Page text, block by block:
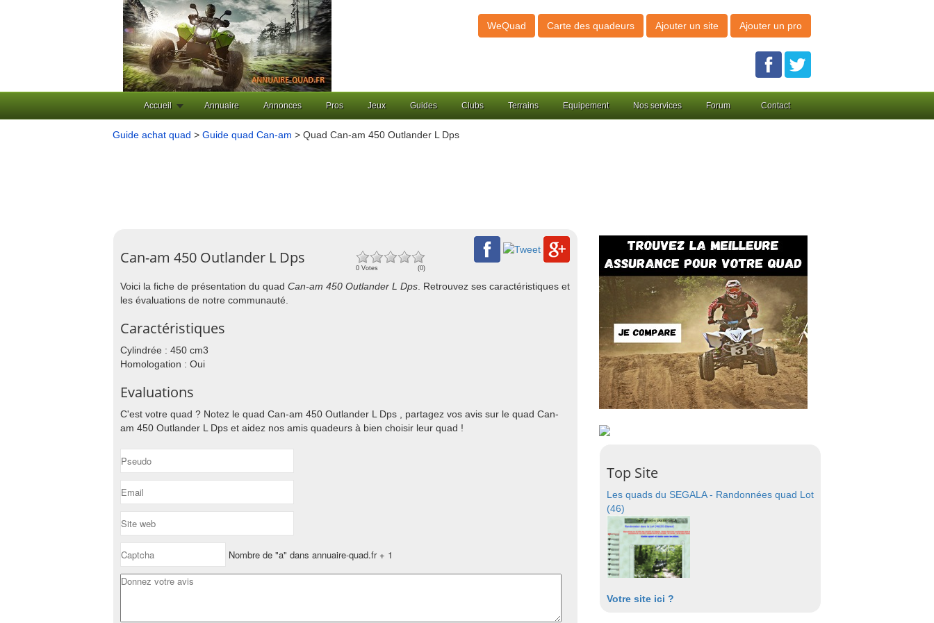
WeQuad Carte des quadeurs Ajouter un site Ajouter un pro
Accueil Annuaire Annonces Pros Jeux Guides Clubs Terrains Equipement Nos services Forum Contact
Guide achat quad > Guide quad Can-am > Quad Can-am 450 Outlander L Dps
Can-am 450 Outlander L Dps
0 Votes (0)
Voici la fiche de présentation du quad Can-am 450 Outlander L Dps . Retrouvez ses caractéristiques et
les évaluations de notre communauté.
Caractéristiques
Cylindrée : 450 cm3
Homologation : Oui
Evaluations
C'est votre quad ? Notez le quad Can-am 450 Outlander L Dps , partagez vos avis sur le quad Can-
am 450 Outlander L Dps et aidez nos amis quadeurs à bien choisir leur quad !
Nombre de "a" dans annuaire-quad.fr + 1
Top Site
Les quads du SEGALA - Randonnées quad Lot
(46)
Votre site ici ?